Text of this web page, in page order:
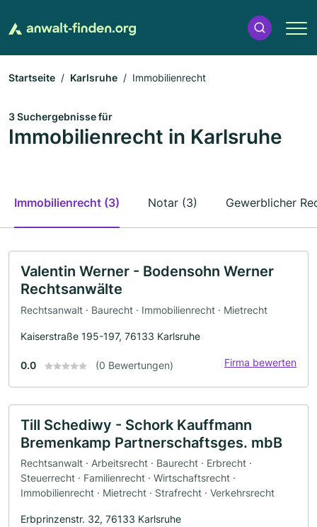
Startseite Karlsruhe Immobilienrecht
3 Suchergebnisse für
Immobilienrecht in Karlsruhe
Immobilienrecht (3) Notar (3) Gewerblicher
Valentin Werner - Bodensohn Werner
Rechtsanwälte
Rechtsanwalt · Baurecht · Immobilienrecht · Mietrecht
Kaiserstraße 195-197, 76133 Karlsruhe
0.0 (0 Bewertungen) Firma bewerten
Till Schediwy - Schork Kauffmann
Bremenkamp Partnerschaftsges. mbB
Rechtsanwalt · Arbeitsrecht · Baurecht · Erbrecht ·
Steuerrecht · Familienrecht · Wirtschaftsrecht ·
Immobilienrecht · Mietrecht · Strafrecht · Verkehrsrecht
Erbprinzenstr. 32, 76133 Karlsruhe